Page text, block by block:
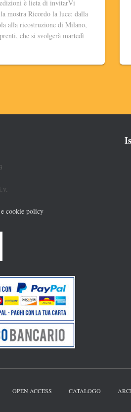
è lieta di invitarVi
mostra Ricordo la luce: dalla
alla ricostruzione di Milano,
che si svolgerà martedì
cookie policy
OPEN ACCESS CATALOGO